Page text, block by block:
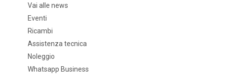
Vai alle news
Eventi
Ricambi
Assistenza tecnica
Noleggio
Whatsapp Business